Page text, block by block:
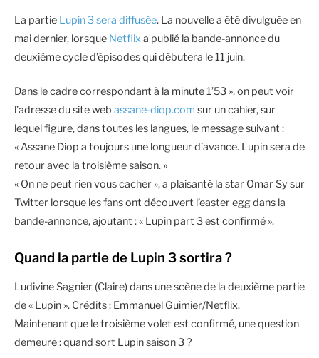
La partie Lupin 3 sera diffusée. La nouvelle a été divulguée en
mai dernier, lorsque Netflixa publié la bande-annonce du
deuxième cycle d’épisodes qui débutera le 11 juin.
Dans le cadre correspondant à la minute 1’53 », on peut voir
l’adresse du site web assane-diop.com sur un cahier, sur
lequel figure, dans toutes les langues, le message suivant :
« Assane Diop a toujours une longueur d’avance. Lupin sera de
retour avec la troisième saison. »
« On ne peut rien vous cacher », a plaisanté la star Omar Sy sur
Twitter lorsque les fans ont découvert l’easter egg dans la
bande-annonce, ajoutant : « Lupin part 3 est confirmé ».
Quand la partie de Lupin 3 sortira ?
Ludivine Sagnier (Claire) dans une scène de la deuxième partie
de « Lupin ». Crédits : Emmanuel Guimier/Netflix.
Maintenant que le troisième volet est confirmé, une question
demeure : quand sort Lupin saison 3 ?